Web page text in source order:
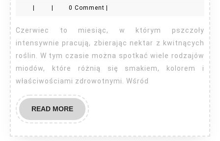
| | 0 Comment |
Czerwiec to miesiąc, w którym pszczoły
intensywnie pracują, zbierając nektar z kwitnących
roślin. W tym czasie można spotkać wiele rodzajów
miodów, które różnią się smakiem, kolorem i
właściwościami zdrowotnymi. Wśród
READ MOREREAD
MORE